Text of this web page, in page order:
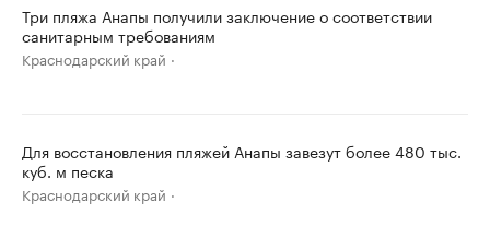
Три пляжа Анапы получили заключение о соответствии
санитарным требованиям
Краснодарский край
Для восстановления пляжей Анапы завезут более 480 тыс.
куб. м песка
Краснодарский край